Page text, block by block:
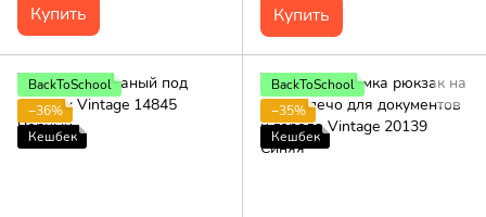
Купить Купить
BackToSchool
−36%
Кешбек
BackToSchool
−35%
Кешбек